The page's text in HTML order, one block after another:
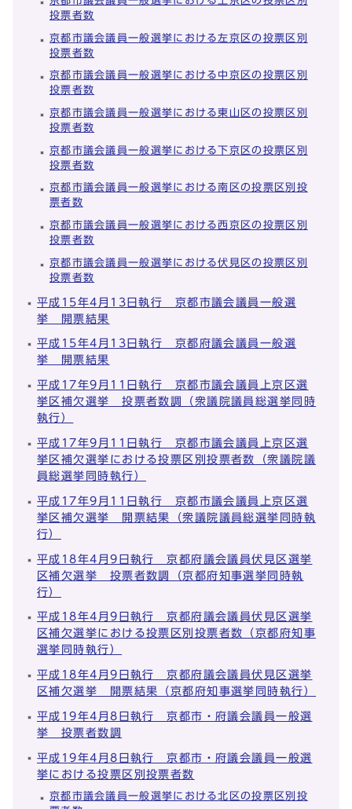
投票者数
京都市議会議員一般選挙における左京区の投票区別
投票者数
京都市議会議員一般選挙における中京区の投票区別
投票者数
京都市議会議員一般選挙における東山区の投票区別
投票者数
京都市議会議員一般選挙における下京区の投票区別
投票者数
京都市議会議員一般選挙における南区の投票区別投
票者数
京都市議会議員一般選挙における西京区の投票区別
投票者数
京都市議会議員一般選挙における伏見区の投票区別
投票者数
平成15年4月13日執行 京都市議会議員一般選
挙 開票結果
平成15年4月13日執行 京都府議会議員一般選
挙 開票結果
平成17年9月11日執行 京都市議会議員上京区選
挙区補欠選挙 投票者数調（衆議院議員総選挙同時
執行）
平成17年9月11日執行 京都市議会議員上京区選
挙区補欠選挙における投票区別投票者数（衆議院議
員総選挙同時執行）
平成17年9月11日執行 京都市議会議員上京区選
挙区補欠選挙 開票結果（衆議院議員総選挙同時執
行）
平成18年4月9日執行 京都府議会議員伏見区選挙
区補欠選挙 投票者数調（京都府知事選挙同時執
行）
平成18年4月9日執行 京都府議会議員伏見区選挙
区補欠選挙における投票区別投票者数（京都府知事
選挙同時執行）
平成18年4月9日執行 京都府議会議員伏見区選挙
区補欠選挙 開票結果（京都府知事選挙同時執行）
平成19年4月8日執行 京都市・府議会議員一般選
挙 投票者数調
平成19年4月8日執行 京都市・府議会議員一般選
挙における投票区別投票者数
京都市議会議員一般選挙における北区の投票区別投